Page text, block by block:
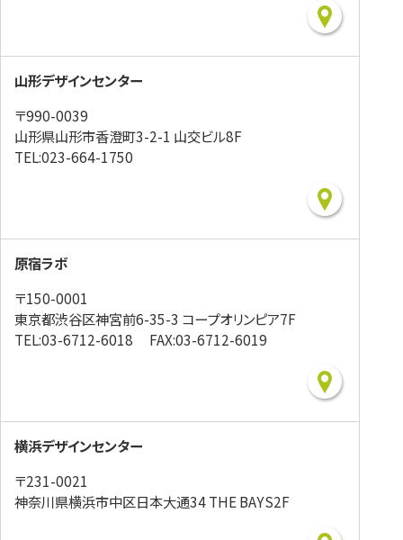
山形デザインセンター
〒990-0039
山形県山形市香澄町3-2-1 山交ビル8F
TEL:023-664-1750
原宿ラボ
〒150-0001
東京都渋谷区神宮前6-35-3 コープオリンピア7F
TEL:03-6712-6018 FAX:03-6712-6019
横浜デザインセンター
〒231-0021
神奈川県横浜市中区日本大通34 THE BAYS2F